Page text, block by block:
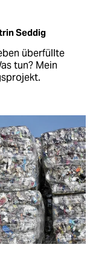
Seddig
überfüllte
tun? Mein